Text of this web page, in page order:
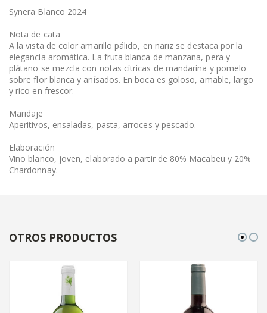
Synera Blanco 2024
Nota de cata
A la vista de color amarillo pálido, en nariz se destaca por la
elegancia aromática. La fruta blanca de manzana, pera y
plátano se mezcla con notas cítricas de mandarina y pomelo
sobre flor blanca y anísados. En boca es goloso, amable, largo
y rico en frescor.
Maridaje
Aperitivos, ensaladas, pasta, arroces y pescado.
Elaboración
Vino blanco, joven, elaborado a partir de 80% Macabeu y 20%
Chardonnay.
OTROS PRODUCTOS